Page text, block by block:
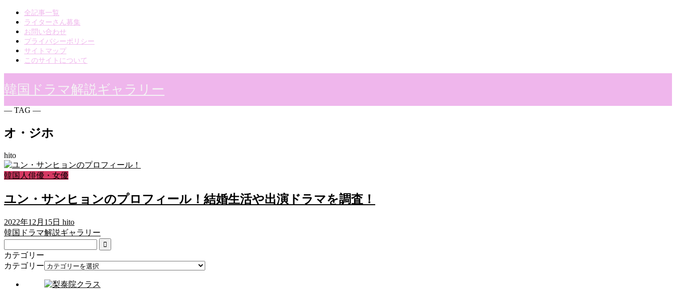
全記事一覧
ライターさん募集
お問い合わせ
プライバシーポリシー
サイトマップ
このサイトについて
韓国ドラマ解説ギャラリー
― TAG ―
オ・ジホ
hito
韓国人俳優・女優
ユン・サンヒョンのプロフィール！結婚生活や出演ドラマを調査！
2022年12月15日 hito
韓国ドラマ解説ギャラリー
カテゴリー
カテゴリー